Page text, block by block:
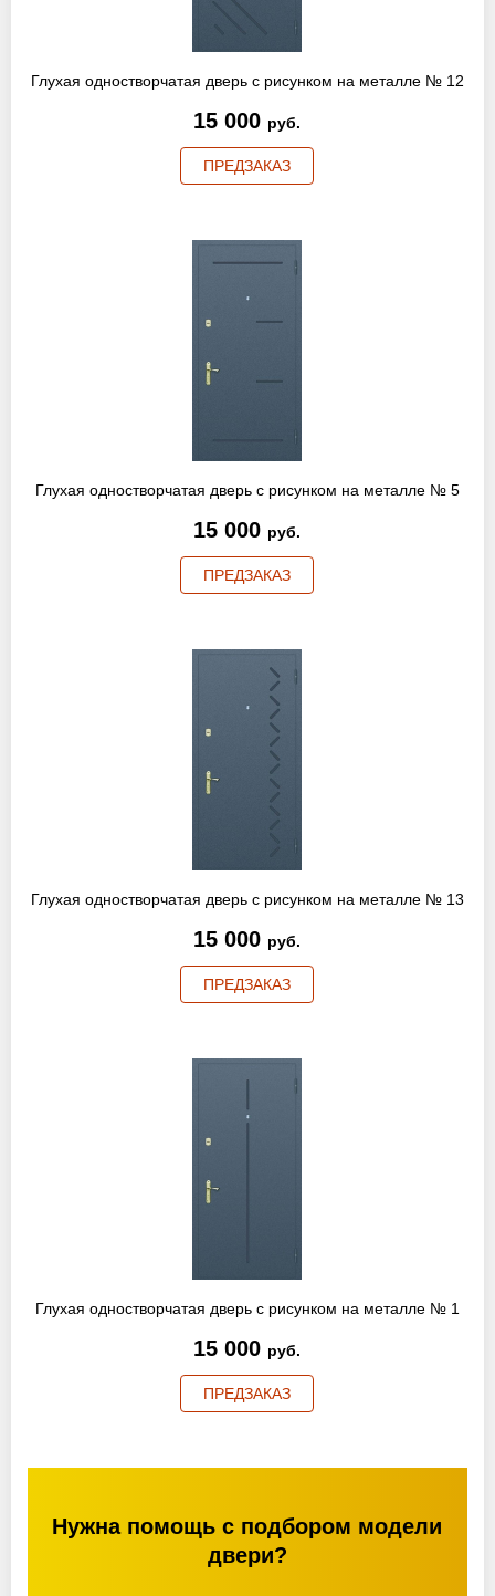
Глухая одностворчатая дверь с рисунком на металле № 12
15 000 руб.
ПРЕДЗАКАЗ
Глухая одностворчатая дверь с рисунком на металле № 5
15 000 руб.
ПРЕДЗАКАЗ
Глухая одностворчатая дверь с рисунком на металле № 13
15 000 руб.
ПРЕДЗАКАЗ
Глухая одностворчатая дверь с рисунком на металле № 1
15 000 руб.
ПРЕДЗАКАЗ
Нужна помощь с подбором модели
двери?